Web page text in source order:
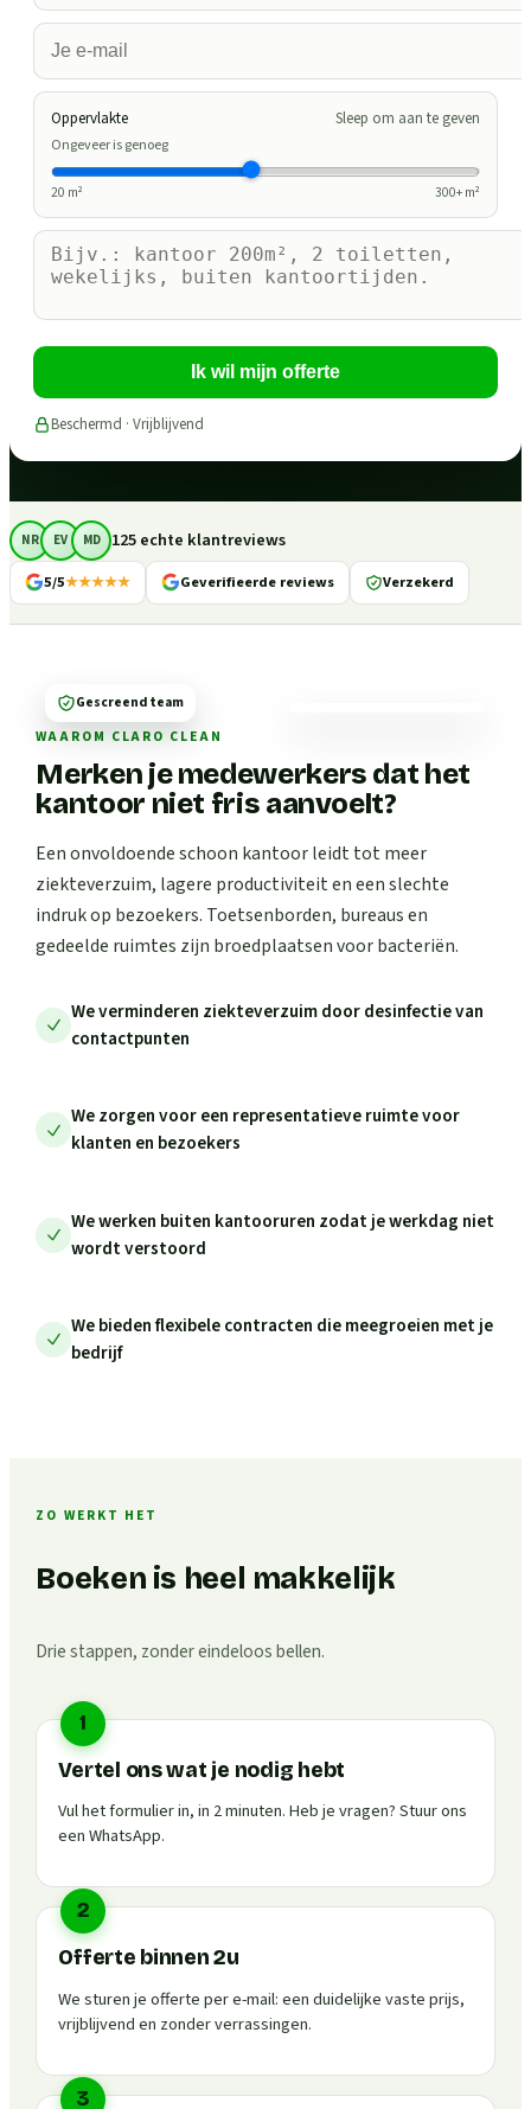
Oppervlakte Sleep om aan te geven
Ongeveer is genoeg
20 m² 300+ m²
Ik wil mijn offerte
Beschermd · Vrijblijvend
NR EV MD 125 echte klantreviews
5/5★★★★★ Geverifieerde reviews Verzekerd
WAAROM CLARO CLEAN
Merken je medewerkers dat het
kantoor niet fris aanvoelt?
Een onvoldoende schoon kantoor leidt tot meer
ziekteverzuim, lagere productiviteit en een slechte
indruk op bezoekers. Toetsenborden, bureaus en
gedeelde ruimtes zijn broedplaatsen voor bacteriën.
We verminderen ziekteverzuim door desinfectie van
contactpunten
We zorgen voor een representatieve ruimte voor
klanten en bezoekers
We werken buiten kantooruren zodat je werkdag niet
wordt verstoord
We bieden flexibele contracten die meegroeien met je
bedrijf
Gescreend team
ZO WERKT HET
Boeken is heel makkelijk
Drie stappen, zonder eindeloos bellen.
1
Vertel ons wat je nodig hebt
Vul het formulier in, in 2 minuten. Heb je vragen? Stuur ons
een WhatsApp.
2
Offerte binnen 2u
We sturen je offerte per e-mail: een duidelijke vaste prijs,
vrijblijvend en zonder verrassingen.
3